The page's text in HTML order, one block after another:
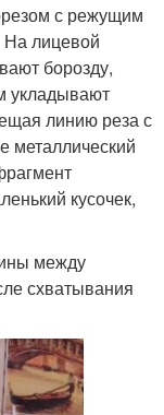
с режущим
лицевой
борозду,
укладывают
линию реза с
металлический
кусочек,
между
схватывания